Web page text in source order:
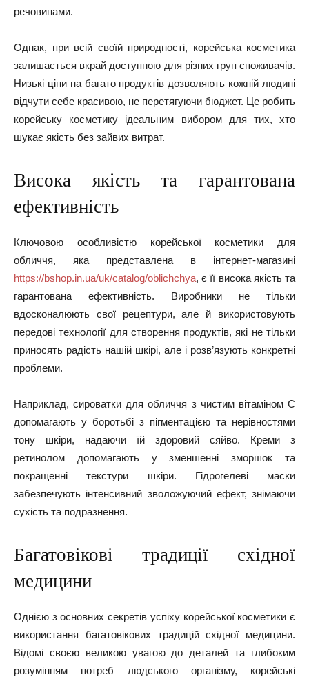
речовинами.
Однак, при всій своїй природності, корейська косметика
залишається вкрай доступною для різних груп споживачів.
Низькі ціни на багато продуктів дозволяють кожній людині
відчути себе красивою, не перетягуючи бюджет. Це робить
корейську косметику ідеальним вибором для тих, хто
шукає якість без зайвих витрат.
Висока якість та гарантована
ефективність
Ключовою особливістю корейської косметики для
обличчя, яка представлена в інтернет-магазині
https://bshop.in.ua/uk/catalog/oblichchya, є її висока якість та
гарантована ефективність. Виробники не тільки
вдосконалюють свої рецептури, але й використовують
передові технології для створення продуктів, які не тільки
приносять радість нашій шкірі, але і розв’язують конкретні
проблеми.
Наприклад, сироватки для обличчя з чистим вітаміном С
допомагають у боротьбі з пігментацією та нерівностями
тону шкіри, надаючи їй здоровий сяйво. Креми з
ретинолом допомагають у зменшенні зморшок та
покращенні текстури шкіри. Гідрогелеві маски
забезпечують інтенсивний зволожуючий ефект, знімаючи
сухість та подразнення.
Багатовікові традиції східної
медицини
Однією з основних секретів успіху корейської косметики є
використання багатовікових традицій східної медицини.
Відомі своєю великою увагою до деталей та глибоким
розумінням потреб людського організму, корейські